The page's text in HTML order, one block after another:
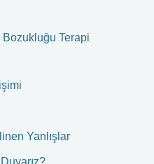
Terapi
Yanlışlar